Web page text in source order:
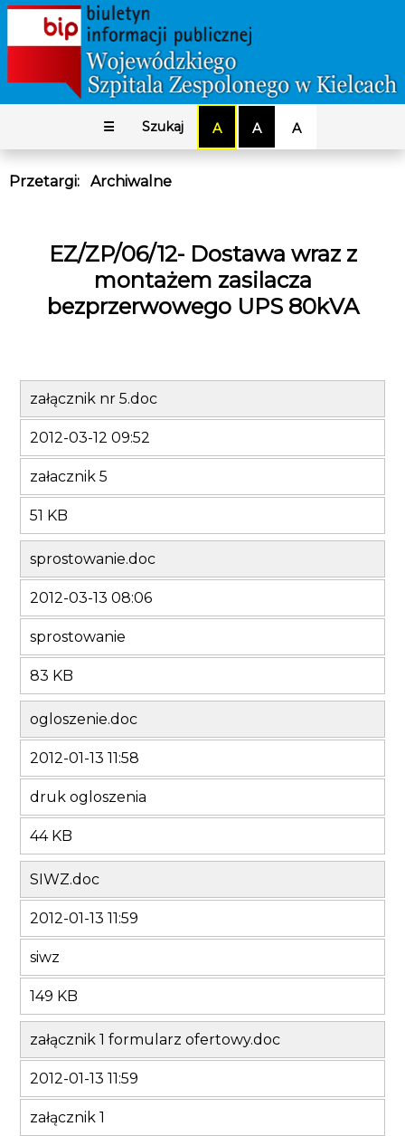
☰ Szukaj A A A
Przetargi: Archiwalne
EZ/ZP/06/12- Dostawa wraz z
montażem zasilacza
bezprzerwowego UPS 80kVA
załącznik nr 5.doc
2012-03-12 09:52
załacznik 5
51 KB
sprostowanie.doc
2012-03-13 08:06
sprostowanie
83 KB
ogloszenie.doc
2012-01-13 11:58
druk ogloszenia
44 KB
SIWZ.doc
2012-01-13 11:59
siwz
149 KB
załącznik 1 formularz ofertowy.doc
2012-01-13 11:59
załącznik 1